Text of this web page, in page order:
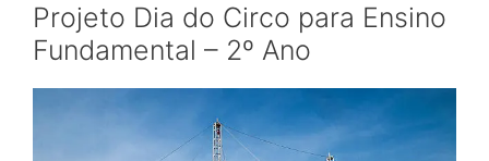
Projeto Dia do Circo para Ensino
Fundamental – 2º Ano